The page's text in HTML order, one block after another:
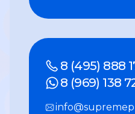
8 (495) 888
8 (969) 138